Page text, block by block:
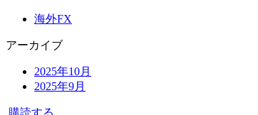
海外FX
アーカイブ
2025年10月
2025年9月